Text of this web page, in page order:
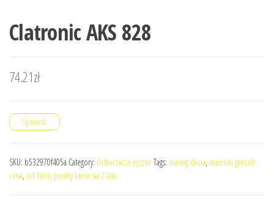
Clatronic AKS 828
74.21zł
Sprawdź
SKU: b532970f405a Category: Odkurzacze ręczne Tags: leasing dacia, maserati grecale
cena, od kiedy punkty karne na 2 lata